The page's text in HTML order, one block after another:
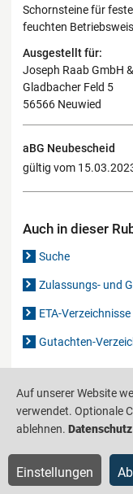
Schornsteine für
feuchten
Ausgestellt für:
Joseph Raab GmbH
Gladbacher Feld 5
56566 Neuwied
aBG Neubescheid
gültig vom
Auch in dieser
Suche
Zulassungs- und
ETA-Verzeichnisse
Gutachten-
Barrierefreiheit
Auf unserer Website
verwendet. Optionale
ablehnen. Datenschutz
Einstellungen